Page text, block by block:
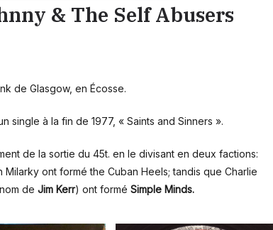
& The Self Abusers
de Glasgow, en Écosse.
single à la fin de 1977, « Saints and Sinners ».
de la sortie du 45t. en le divisant en deux factions:
ont formé the Cuban Heels; tandis que Charlie
de Jim Kerr) ont formé Simple Minds.